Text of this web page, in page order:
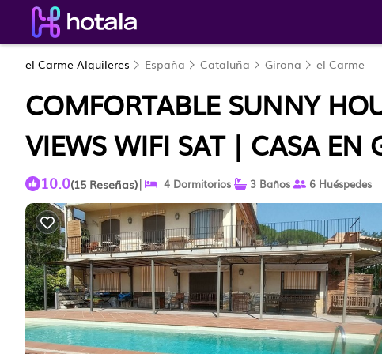
el Carme Alquileres España Cataluña Girona el Carme
COMFORTABLE SUNNY
VIEWS WIFI SAT | CASA EN
10.0(15 Reseñas)| 4 Dormitorios 3 Baños 6 Huéspedes